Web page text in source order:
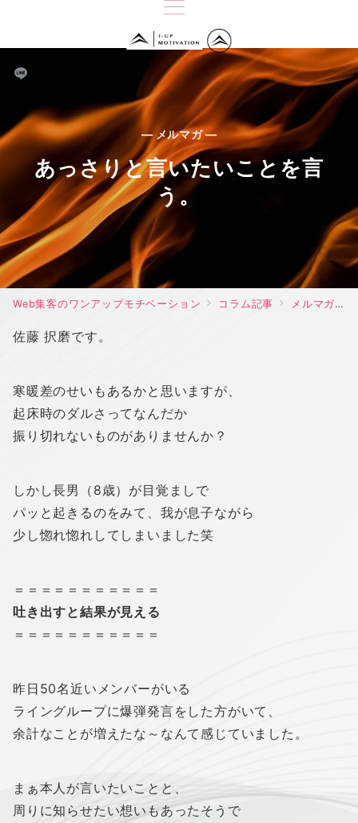
— メルマガ —
あっさりと言いたいことを言
う。
Web集客のワンアップモチベーション コラム記事 メルマガ
佐藤 択磨です。
寒暖差のせいもあるかと思いますが、
起床時のダルさってなんだか
振り切れないものがありませんか？
しかし長男（8歳）が目覚ましで
パッと起きるのをみて、我が息子ながら
少し惚れ惚れしてしまいました笑
＝＝＝＝＝＝＝＝＝＝＝
吐き出すと結果が見える
＝＝＝＝＝＝＝＝＝＝＝
昨日50名近いメンバーがいる
ライングループに爆弾発言をした方がいて、
余計なことが増えたな～なんて感じていました。
まぁ本人が言いたいことと、
周りに知らせたい想いもあったそうで